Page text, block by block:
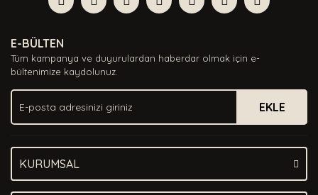
Yorum Yaz
Ürün açıklamasında eksik bilgiler bulunuyor.
Ürün bilgilerinde hatalar bulunuyor.
Ürün fiyatı diğer sitelerden daha pahalı.
Bu ürüne benzer farklı alternatifler olmalı.
E-BÜLTEN
Tüm kampanya ve duyurulardan haberdar olmak için e-
bültenimize kaydolunuz.
EKLE
KURUMSAL